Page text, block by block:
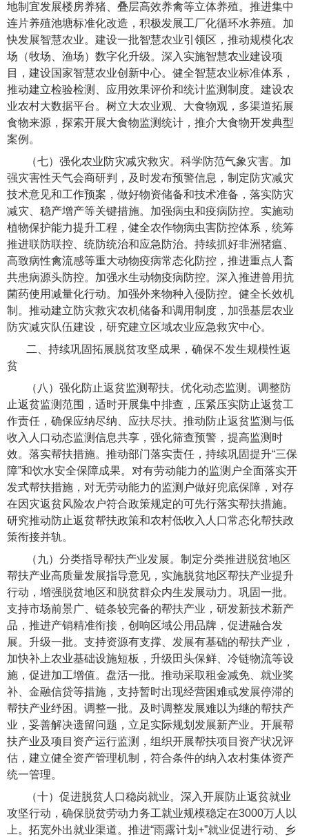
地制宜发展楼房养猪、叠层高效养禽等立体养殖。推进集中
连片养殖池塘标准化改造，积极发展工厂化循环水养殖。加
快发展智慧农业。建设一批智慧农业引领区，推动规模化农
场（牧场、渔场）数字化升级。深入实施智慧农业建设项
目，建设国家智慧农业创新中心。健全智慧农业标准体系，
推动建立检验检测、应用效果评价和统计监测制度。建设农
业农村大数据平台。树立大农业观、大食物观，多渠道拓展
食物来源，探索开展大食物监测统计，推介大食物开发典型
案例。
（七）强化农业防灾减灾救灾。科学防范气象灾害。加
强灾害性天气会商研判，及时发布预警信息，制定防灾减灾
技术意见和工作预案，做好物资储备和技术准备，落实防灾
减灾、稳产增产等关键措施。加强病虫和疫病防控。实施动
植物保护能力提升工程，健全农作物病虫害防控体系，统筹
推进联防联控、统防统治和应急防治。持续抓好非洲猪瘟、
高致病性禽流感等重大动物疫病常态化防控，推进重点人畜
共患病源头防控。加强水生动物疫病防控。深入推进兽用抗
菌药使用减量化行动。加强外来物种入侵防控。健全长效机
制。推动建立防灾救灾农机储备和调用制度，加强基层农业
防灾减灾队伍建设，研究建立区域农业应急救灾中心。
二、持续巩固拓展脱贫攻坚成果，确保不发生规模性返
贫
（八）强化防止返贫监测帮扶。优化动态监测。调整防
止返贫监测范围，适时开展集中排查，压紧压实防止返贫工
作责任，确保应纳尽纳、应扶尽扶。推动防止返贫监测与低
收入人口动态监测信息共享，强化筛查预警，提高监测时
效。落实帮扶措施。推动部门落实责任，持续巩固提升“三保
障”和饮水安全保障成果。对有劳动能力的监测户全面落实开
发式帮扶措施，对无劳动能力的监测户做好兜底保障，对存
在因灾返贫风险农户符合政策规定的可先行落实帮扶措施。
研究推动防止返贫帮扶政策和农村低收入人口常态化帮扶政
策衔接并轨。
（九）分类指导帮扶产业发展。制定分类推进脱贫地区
帮扶产业高质量发展指导意见，实施脱贫地区帮扶产业提升
行动，增强脱贫地区和脱贫群众内生发展动力。巩固一批。
支持市场前景广、链条较完备的帮扶产业，研发新技术新产
品，推进产销精准衔接，创响区域公用品牌，促进融合发
展。升级一批。支持资源有支撑、发展有基础的帮扶产业，
加快补上农业基础设施短板，升级田头保鲜、冷链物流等设
施，促进加工增值。盘活一批。推动采取租金减免、就业奖
补、金融信贷等措施，支持暂时出现经营困难或发展停滞的
帮扶产业纾困。调整一批。及时调整发展难以为继的帮扶产
业，妥善解决遗留问题，立足实际规划发展新产业。开展帮
扶产业及项目资产运行监测，组织开展帮扶项目资产状况评
估，建立健全资产管理机制，符合条件的纳入农村集体资产
统一管理。
（十）促进脱贫人口稳岗就业。深入开展防止返贫就业
攻坚行动，确保脱贫劳动力务工就业规模稳定在3000万人以
上。拓宽外出就业渠道。推进“雨露计划+”就业促进行动、乡